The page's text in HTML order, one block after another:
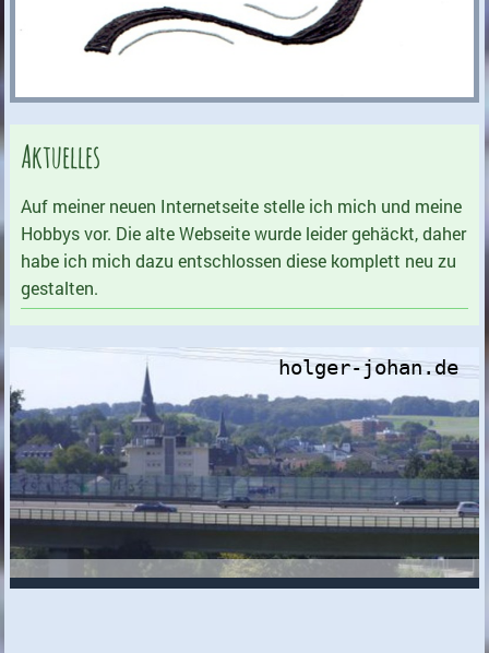
Aktuelles
Auf meiner neuen Internetseite stelle ich mich und meine
Hobbys vor. Die alte Webseite wurde leider gehäckt, daher
habe ich mich dazu entschlossen diese komplett neu zu
gestalten.
holger-johan.de